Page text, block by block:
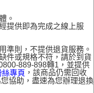
。
提供即為完成之線上服
準則，不提供退貨服務。
件或規格不符，請於到貨
889-898轉1，並提供
專頁 ，該商品仍需回收
協助，盡速為您辦理退換